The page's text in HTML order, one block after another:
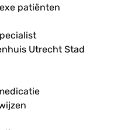
patiënten
Utrecht Stad